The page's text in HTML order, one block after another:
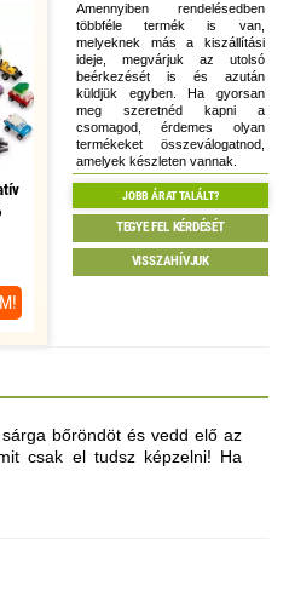
Amennyiben rendelésedben
többféle termék is van,
melyeknek más a kiszállítási
ideje, megvárjuk az utolsó
beérkezését is és azután
küldjük egyben. Ha gyorsan
meg szeretnéd kapni a
csomagod, érdemes olyan
termékeket összeválogatnod,
amelyek készleten vannak.
JOBB ÁRAT TALÁLT?
TEGYE FEL KÉRDÉSÉT
VISSZAHÍVJUK
bőröndöt és vedd elő az
csak el tudsz képzelni! Ha